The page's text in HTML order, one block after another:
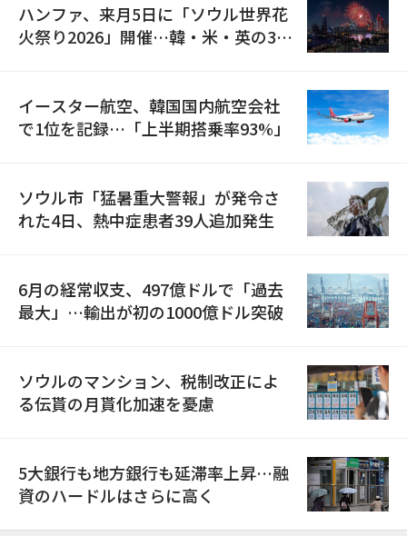
ハンファ、来月5日に「ソウル世界花
火祭り2026」開催…韓・米・英の3カ
イースター航空、韓国国内航空会社
で1位を記録…「上半期搭乗率93%」
ソウル市「猛暑重大警報」が発令さ
れた4日、熱中症患者39人追加発生
6月の経常収支、497億ドルで「過去
最大」…輸出が初の1000億ドル突破
ソウルのマンション、税制改正によ
る伝貰の月貰化加速を憂慮
5大銀行も地方銀行も延滞率上昇…融
資のハードルはさらに高く